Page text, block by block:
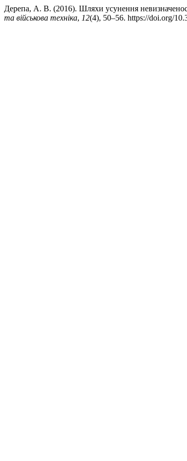
Дерепа, А. В. (2016). Шляхи усунення
та військова техніка, 12(4), 50–56. https://doi.org/